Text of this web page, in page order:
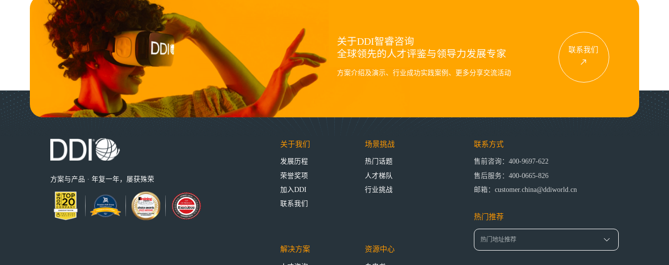
关于DDI智睿咨询
全球领先的人才评鉴与领导力发展专家
方案介绍及演示、行业成功实践案例、更多分享交流活动
联系我们
方案与产品 · 年复一年，屡获殊荣
关于我们
发展历程
荣誉奖项
加入DDI
联系我们
场景挑战
热门话题
人才梯队
行业挑战
解决方案 资源中心
联系方式
售前咨询：400-9697-622
售后服务：400-0665-826
邮箱：customer.china@ddiworld.cn
热门推荐